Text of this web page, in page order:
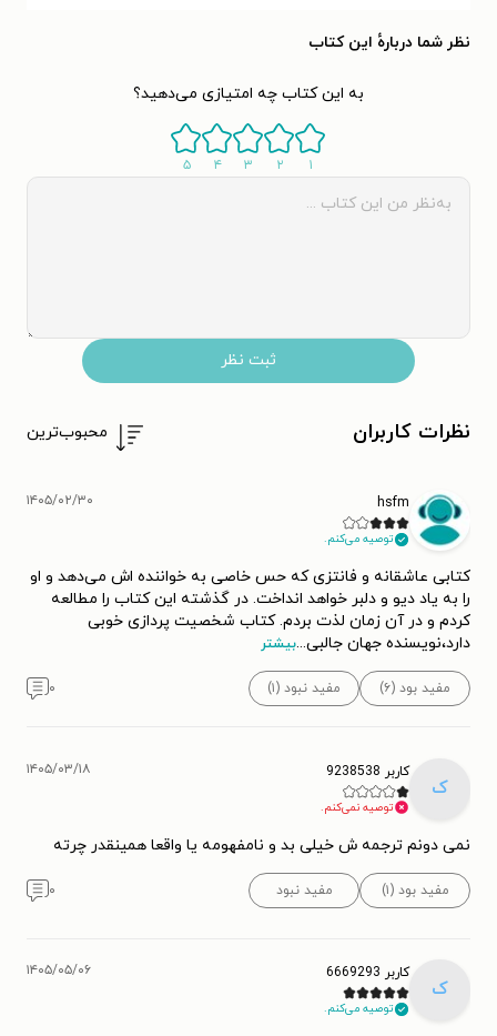
نظر شما دربارهٔ این کتاب
به این کتاب چه امتیازی می‌دهید؟
۱ ۲ ۳ ۴ ۵
ثبت نظر
نظرات کاربران محبوب‌ترین
hsfm
توصیه می‌کنم.
۱۴۰۵/۰۲/۳۰
کتابی عاشقانه و فانتزی که حس خاصی به خواننده اش می‌دهد و او
را به یاد دیو و دلبر خواهد انداخت. در گذشته این کتاب را مطالعه
کردم و در آن زمان لذت بردم. کتاب شخصیت پردازی خوبی
دارد،نویسنده جهان جالبی...بیشتر
مفید بود (۶) مفید نبود (۱) ۰
ک
کاربر 9238538
توصیه نمی‌کنم.
۱۴۰۵/۰۳/۱۸
نمی دونم ترجمه ش خیلی بد و نامفهومه یا واقعا همینقدر چرته
مفید بود (۱) مفید نبود ۰
ک
کاربر 6669293
توصیه می‌کنم.
۱۴۰۵/۰۵/۰۶